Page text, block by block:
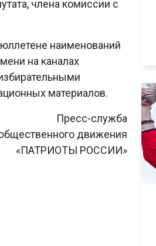
члена комиссии с
наименований
на каналах
материалов.
Пресс-служба
движения
«ПАТРИОТЫ РОССИИ»